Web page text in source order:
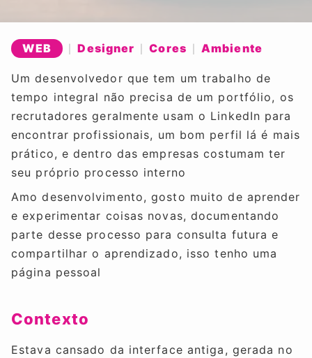
WEB Designer Cores Ambiente
Um desenvolvedor que tem um trabalho de
tempo integral não precisa de um portfólio, os
recrutadores geralmente usam o LinkedIn para
encontrar profissionais, um bom perfil lá é mais
prático, e dentro das empresas costumam ter
seu próprio processo interno
Amo desenvolvimento, gosto muito de aprender
e experimentar coisas novas, documentando
parte desse processo para consulta futura e
compartilhar o aprendizado, isso tenho uma
página pessoal
Contexto
Estava cansado da interface antiga, gerada no